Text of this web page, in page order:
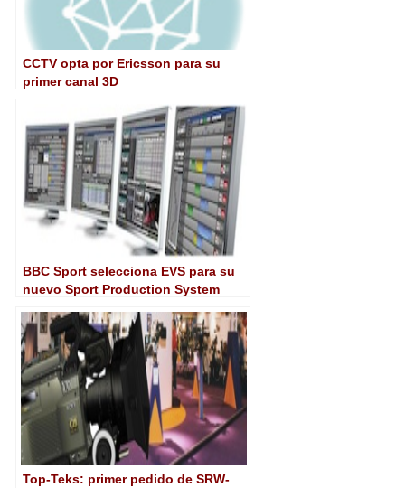
CCTV opta por Ericsson para su
primer canal 3D
BBC Sport selecciona EVS para su
nuevo Sport Production System
Top-Teks: primer pedido de SRW-